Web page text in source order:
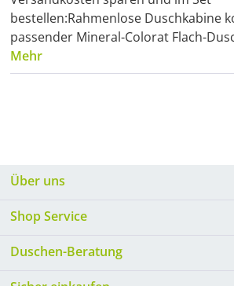
bestellen:Rahmenlose Duschkabine
passender Mineral-Colorat Flach-
Mehr
Über uns
Shop Service
Duschen-Beratung